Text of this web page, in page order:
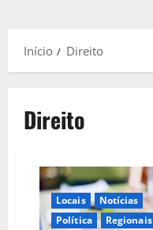
Início Direito
Direito
Locais
Notícias
Política
Regionais